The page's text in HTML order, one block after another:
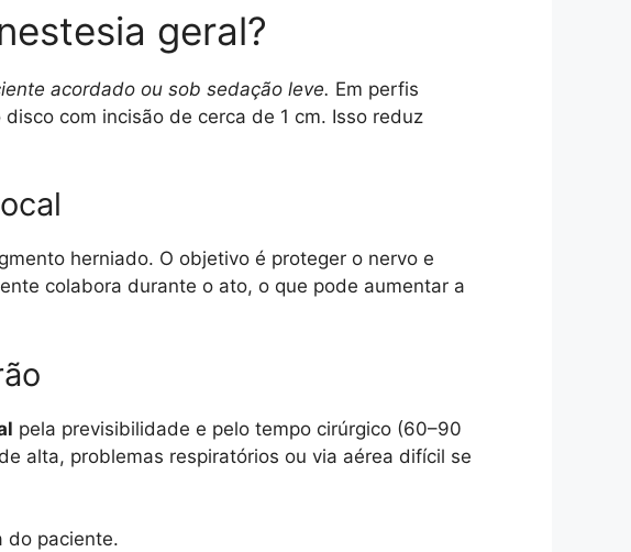
geral?
acordado ou sob sedação leve. Em perfis
com incisão de cerca de 1 cm. Isso reduz
herniado. O objetivo é proteger o nervo e
colabora durante o ato, o que pode aumentar a
pela previsibilidade e pelo tempo cirúrgico (60–90
alta, problemas respiratórios ou via aérea difícil se
do paciente.